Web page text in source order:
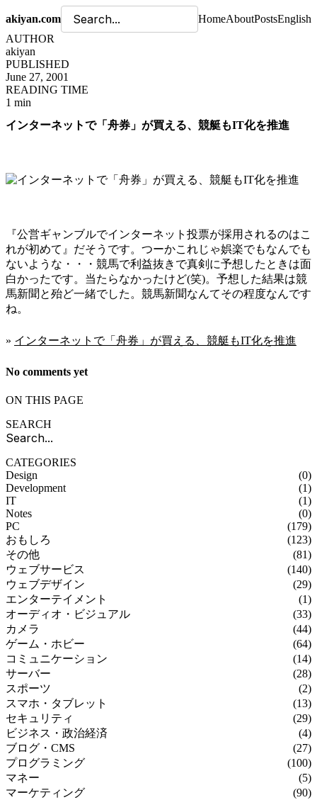
akiyan.com HomeAboutPostsEnglish
AUTHOR
akiyan
PUBLISHED
June 27, 2001
READING TIME
1 min
インターネットで「舟券」が買える、競艇もIT化を推進
『公営ギャンブルでインターネット投票が採用されるのはこ
れが初めて』だそうです。つーかこれじゃ娯楽でもなんでも
ないような・・・競馬で利益抜きで真剣に予想したときは面
白かったです。当たらなかったけど(笑)。予想した結果は競
馬新聞と殆ど一緒でした。競馬新聞なんてその程度なんです
ね。
» インターネットで「舟券」が買える、競艇もIT化を推進
No comments yet
ON THIS PAGE
SEARCH
CATEGORIES
Design
(0)
Development
(1)
IT
(1)
Notes
(0)
PC
(179)
おもしろ
(123)
その他
(81)
ウェブサービス
(140)
ウェブデザイン
(29)
エンターテイメント
(1)
オーディオ・ビジュアル
(33)
カメラ
(44)
ゲーム・ホビー
(64)
コミュニケーション
(14)
サーバー
(28)
スポーツ
(2)
スマホ・タブレット
(13)
セキュリティ
(29)
ビジネス・政治経済
(4)
ブログ・CMS
(27)
プログラミング
(100)
マネー
(5)
マーケティング
(90)